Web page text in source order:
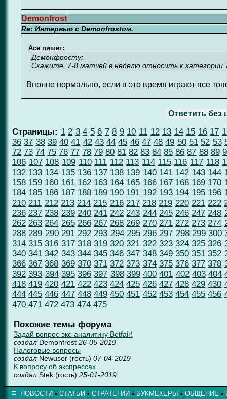
Demonfrost
Re: Интервью с Demonfrostом.
Ace пишет:
Демонфросту:
Скажите, 7-8 матчей в неделю относить к категории
Вполне нормально, если в это время играют все
Ответить без
Страницы: 1 2 3 4 5 6 7 8 9 10 11 12 13 14 15 16 17
36 37 38 39 40 41 42 43 44 45 46 47 48 49 50 51 52 53
72 73 74 75 76 77 78 79 80 81 82 83 84 85 86 87 88 89
106 107 108 109 110 111 112 113 114 115 116 117 118
132 133 134 135 136 137 138 139 140 141 142 143 144
158 159 160 161 162 163 164 165 166 167 168 169 170
184 185 186 187 188 189 190 191 192 193 194 195 196
210 211 212 213 214 215 216 217 218 219 220 221 222
236 237 238 239 240 241 242 243 244 245 246 247 248
262 263 264 265 266 267 268 269 270 271 272 273 274
288 289 290 291 292 293 294 295 296 297 298 299 300
314 315 316 317 318 319 320 321 322 323 324 325 326
340 341 342 343 344 345 346 347 348 349 350 351 352
366 367 368 369 370 371 372 373 374 375 376 377 378
392 393 394 395 396 397 398 399 400 401 402 403 404
418 419 420 421 422 423 424 425 426 427 428 429 430
444 445 446 447 448 449 450 451 452 453 454 455 456
470 471 472 473 474 475
Похожие темы форума
Задай вопрос экс-аналитику Betfair!
создал Demonfrost 26-05-2019
Налоговые вопросы
создал Newuser (гость) 07-04-2019
К вопросу об экспрессах
создал Stek (гость) 25-01-2019
≡ НОВОСТИ ▪ СТАТЬИ ▪ СТРАТЕГИИ ▪ БУКМЕКЕРЫ ▪ ОБЩЕНИЕ ▪